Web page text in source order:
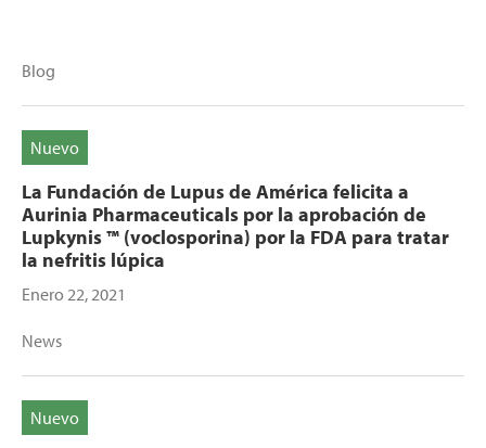
Blog
Nuevo
La Fundación de Lupus de América felicita a
Aurinia Pharmaceuticals por la aprobación de
Lupkynis ™ (voclosporina) por la FDA para tratar
la nefritis lúpica
Enero 22, 2021
News
Nuevo